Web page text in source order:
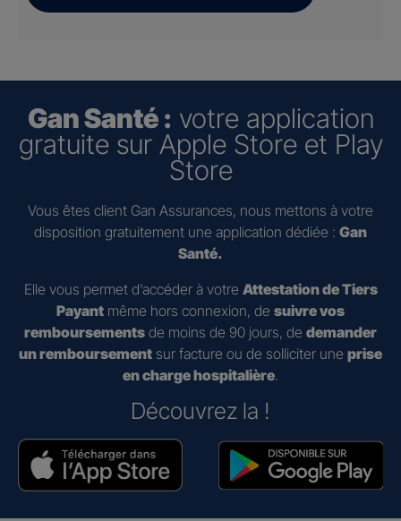
Gan Santé : votre application
gratuite sur Apple Store et Play
Store
Vous êtes client Gan Assurances, nous mettons à votre
disposition gratuitement une application dédiée : Gan
Santé.
Elle vous permet d’accéder à votre Attestation de Tiers
Payant même hors connexion, de suivre vos
remboursements de moins de 90 jours, de demander
un remboursement sur facture ou de solliciter une prise
en charge hospitalière.
Découvrez la !